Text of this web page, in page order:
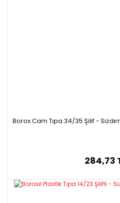
Borox Cam Tıpa 34/35 Şilif -
284,73